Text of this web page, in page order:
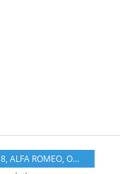
, ALFA ROMEO, OTTOMOBILE